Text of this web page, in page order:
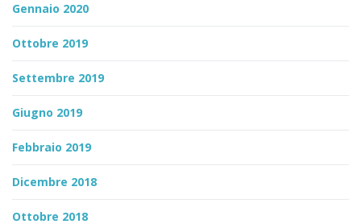
Gennaio 2020
Ottobre 2019
Settembre 2019
Giugno 2019
Febbraio 2019
Dicembre 2018
Ottobre 2018